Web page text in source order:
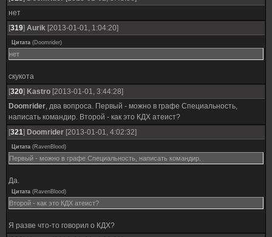
нет
[319] Aurik [2013-01-01, 1:04:20]
Цитата (Doomrider)
нет
скукота
[320] Kastro [2013-01-01, 3:44:28]
Doomrider, два вопроса. Первый - можно в графе Специальность,
написать командир. Второй - как это КДХ атеист?
[321] Doomrider [2013-01-01, 4:02:32]
Цитата (RavenBlood)
Первый - можно в графе Специальность, написать командир.
Да.
Цитата (RavenBlood)
Второй - как это КДХ атеист?
Я разве что-то говорил о КДХ?